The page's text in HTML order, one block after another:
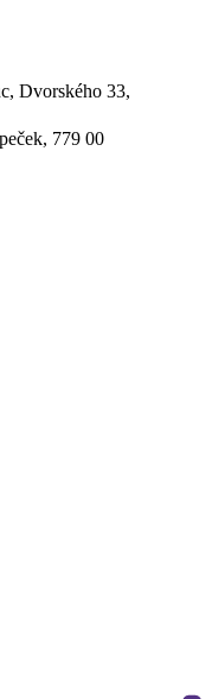
Dvorského 33,
779 00